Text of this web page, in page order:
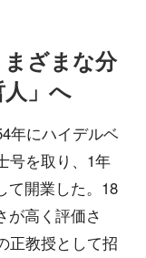
ざまな分
」へ
年にハイデルベ
号を取り、1年
て開業した。18
が高く評価さ
正教授として招